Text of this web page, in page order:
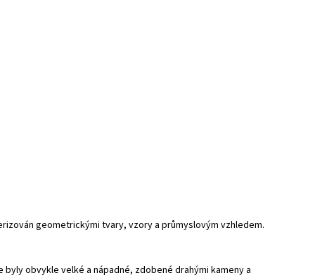
geometrickými tvary, vzory a průmyslovým vzhledem.
obvykle velké a nápadné, zdobené drahými kameny a